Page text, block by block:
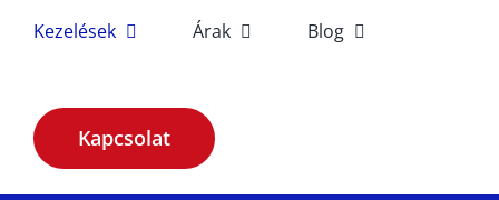
Kezelések Árak Blog
Kapcsolat